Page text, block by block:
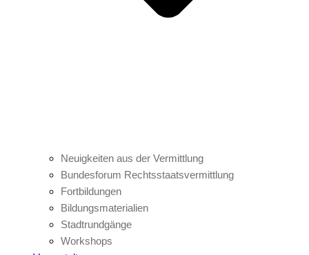
Neuigkeiten aus der Vermittlung
Bundesforum Rechtsstaatsvermittlung
Fortbildungen
Bildungsmaterialien
Stadtrundgänge
Workshops